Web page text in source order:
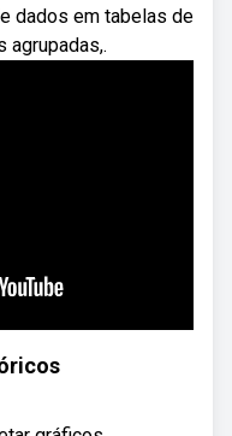
dados em tabelas de
agrupadas,.